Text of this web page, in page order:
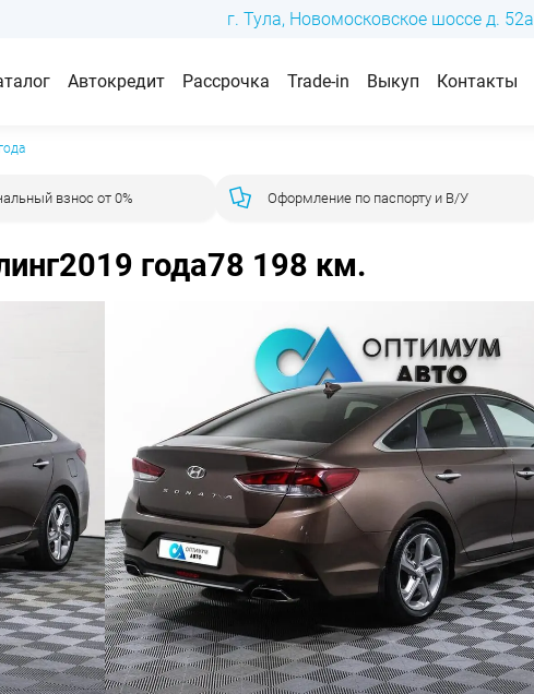
г. Тула, Новомосковское шоссе д. 52а
Автокредит Рассрочка Trade-in Выкуп Контакты
взнос от 0% Оформление по паспорту и В/У
2019 года78 198 км.